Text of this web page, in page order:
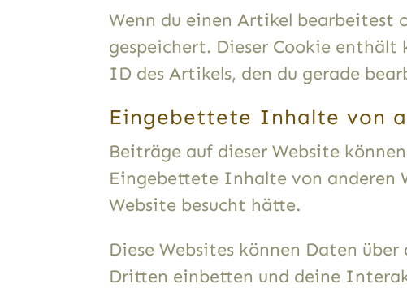
Wenn du einen Artikel bearbeitest
gespeichert. Dieser Cookie enthält
ID des Artikels, den du gerade
Eingebettete Inhalte von
Beiträge auf dieser Website
Eingebettete Inhalte von anderen
Website besucht hätte.
Diese Websites können Daten
Dritten einbetten und deine